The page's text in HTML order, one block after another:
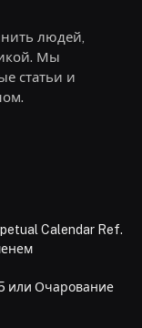
людей,
Мы
статьи и
Calendar Ref.
или Очарование